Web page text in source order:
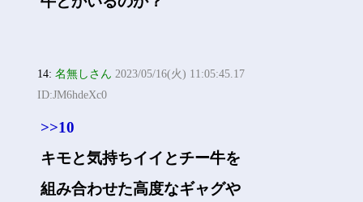
14:名無しさん 2023/05/16(火) 11:05:45.17
ID:JM6hdeXc0
>>10
キモと気持ちイイとチー牛を
組み合わせた高度なギャグや